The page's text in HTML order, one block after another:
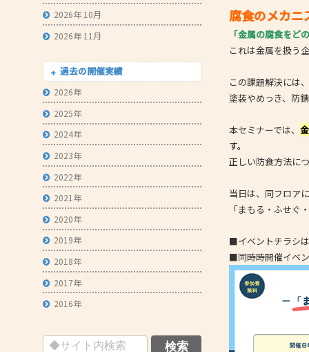
- 産学連携の相談・対応事例
- 知的財産に関する支援
- 技術者育成の支援
- メールマガジン
- ものづくり取引あっせん
- ものづくりB2Bネットワーク
産学連携
2026年 10月
2026年 11月
過去の開催実績
2026年
2025年
2024年
2023年
2022年
2021年
2020年
2019年
2018年
2017年
2016年
腐食のメカニ
「金属の腐食をど
これは金属を扱う
この課題解決には
塗装やめっき、防
本セミナーでは、
す。
正しい防食方法に
当日は、同フロア
「まもる・ふせ
■イベントチラシ
■同時時開催イベ